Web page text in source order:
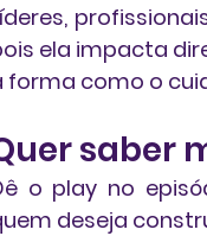
ela impacta
forma como o
saber
o play no
deseja